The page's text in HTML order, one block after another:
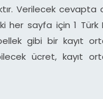
Verilecek cevapta
her sayfa için 1 Türk
gibi bir kayıt
ücret, kayıt